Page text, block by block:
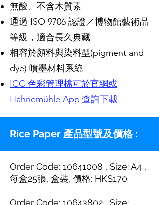
無酸、不含木質素
通過 ISO 9706 認證／博物館藝術品
等級，適合長久典藏
相容於顏料與染料型(pigment and
dye) 噴墨材料系統
ICC 色彩管理檔可於官網或
Hahnemühle App 查詢下載
Rice Paper 產品型號及價格 :
Order Code: 10641008 , Size: A4 ,
每盒25張, 盒裝, 價格: HK$170
Order Code: 10643802 , Size: